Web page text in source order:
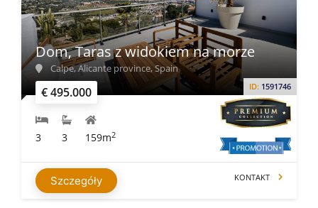
€ 495.000 ID: 1591746
Dom, Taras z widokiem na morze
Calpe, Alicante province, Spain
3 3 159m2
Szczegóły KONTAKT